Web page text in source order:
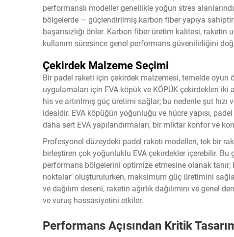
performanslı modeller genellikle yoğun stres
bölgelerde — güçlendirilmiş karbon fiber yapıya
başarısızlığı önler. Karbon fiber üretim kalitesi, raketin
kullanım süresince genel performans güvenilirliğini
Çekirdek Malzeme Seçimi
Bir padel raketi için çekirdek malzemesi, temelde oyun
uygulamaları için EVA köpük ve KÖPÜK çekirdekleri
his ve artırılmış güç üretimi sağlar; bu nedenle şut
idealdir. EVA köpüğün yoğunluğu ve hücre yapısı,
daha sert EVA yapılandırmaları, bir miktar konfor ve
Profesyonel düzeydeki padel raketi modelleri, tek bir
birleştiren çok yoğunluklu EVA çekirdekler içerebilir. Bu
performans bölgelerini optimize etmesine olanak tanır;
noktalar’ oluşturulurken, maksimum güç üretimini
ve dağılım deseni, raketin ağırlık dağılımını ve
ve vuruş hassasiyetini etkiler.
Performans Açısından Kritik